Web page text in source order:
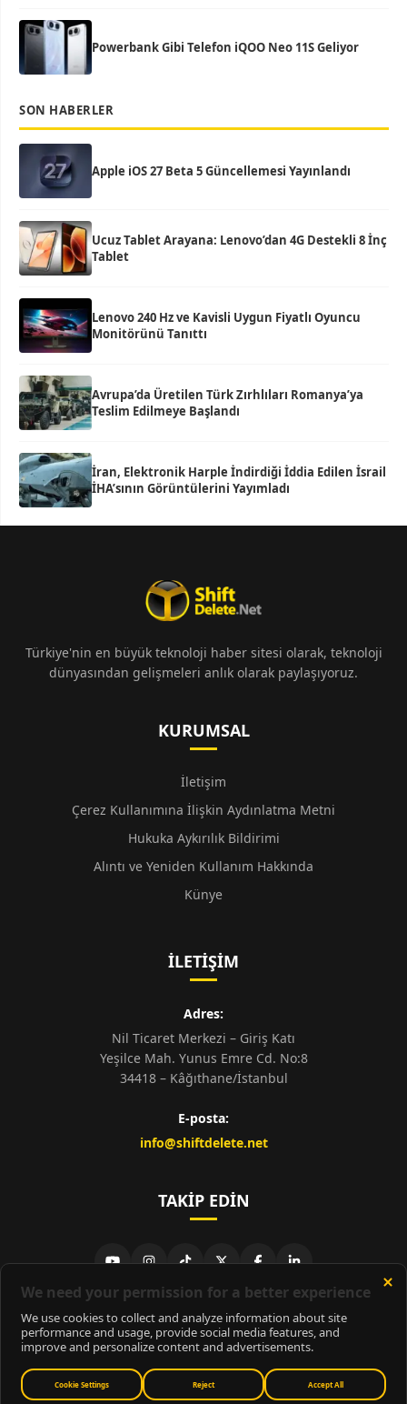
Powerbank Gibi Telefon iQOO Neo 11S Geliyor
SON HABERLER
Apple iOS 27 Beta 5 Güncellemesi Yayınlandı
Ucuz Tablet Arayana: Lenovo’dan 4G Destekli 8 İnç
Tablet
Lenovo 240 Hz ve Kavisli Uygun Fiyatlı Oyuncu
Monitörünü Tanıttı
Avrupa’da Üretilen Türk Zırhlıları Romanya’ya
Teslim Edilmeye Başlandı
İran, Elektronik Harple İndirdiği İddia Edilen İsrail
İHA’sının Görüntülerini Yayımladı
Türkiye'nin en büyük teknoloji haber sitesi olarak, teknoloji
dünyasından gelişmeleri anlık olarak paylaşıyoruz.
KURUMSAL
İletişim
Çerez Kullanımına İlişkin Aydınlatma Metni
Hukuka Aykırılık Bildirimi
Alıntı ve Yeniden Kullanım Hakkında
Künye
İLETIŞIM
Adres:
Nil Ticaret Merkezi – Giriş Katı
Yeşilce Mah. Yunus Emre Cd. No:8
34418 – Kâğıthane/İstanbul
E-posta:
info@shiftdelete.net
TAKIP EDIN
© 2026ShiftDelete.Net- Tüm hakları saklıdır.
ShiftDelete.Net, İnternet Medyası ve Bilişim Muhabirleri Derneği